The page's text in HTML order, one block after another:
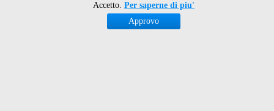
Accetto. Per saperne di piu'
Approvo